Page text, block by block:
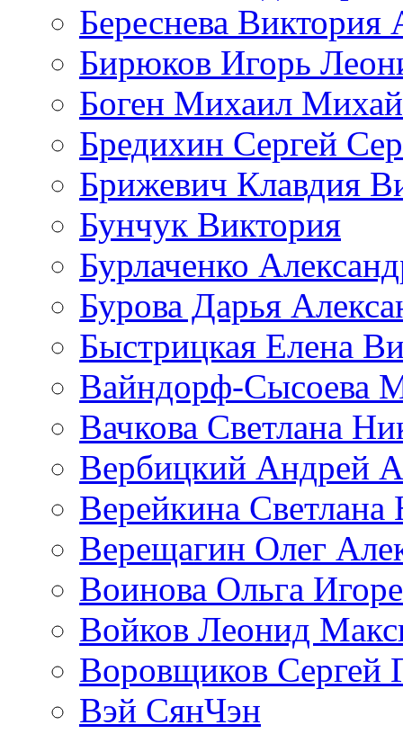
Береснева Виктория
Бирюков Игорь
Боген Михаил
Бредихин Сергей
Брижевич Клавдия
Бунчук Виктория
Бурлаченко
Бурова Дарья
Быстрицкая Елена
Вайндорф-Сысоева
Вачкова Светлана
Вербицкий Андрей
Верейкина Светлана
Верещагин Олег
Воинова Ольга
Войков Леонид
Воровщиков Сергей
Вэй СянЧэн